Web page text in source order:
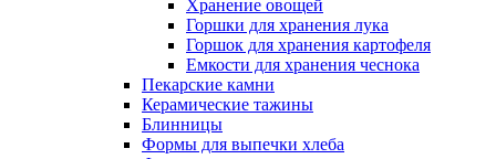
Хранение овощей
Горшки для хранения лука
Горшок для хранения картофеля
Емкости для хранения чеснока
Пекарские камни
Керамические тажины
Блинницы
Формы для выпечки хлеба